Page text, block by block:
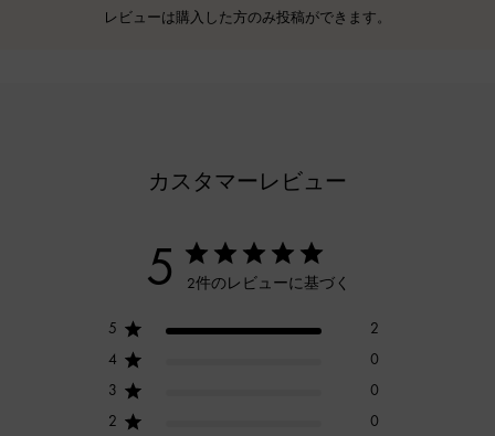
レビューは購入した方のみ投稿ができます。
カスタマーレビュー
5 2件のレビューに基づく
5
2
4
0
3
0
2
0